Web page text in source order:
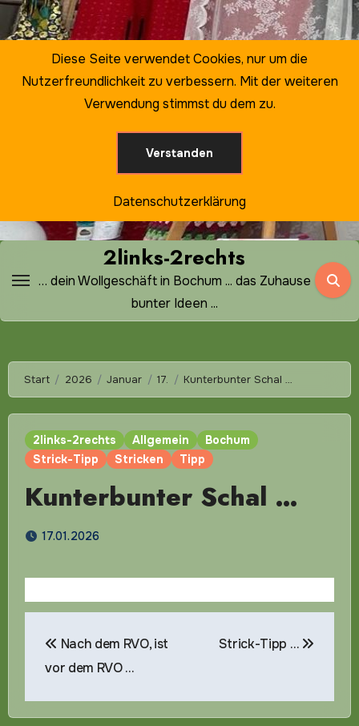
Zum
Inhalt
2links-2rechts
… dein Wollgeschäft in Bochum ... das Zuhause
bunter Ideen ...
Start 2026 Januar 17. Kunterbunter Schal …
2links-2rechts Allgemein
Bochum
Strick-Tipp
Stricken Tipp
Kunterbunter Schal …
17.01.2026
Nach dem RVO, ist
vor dem RVO …
Strick-Tipp …
Diese Seite verwendet Cookies, nur um die
Nutzerfreundlichkeit zu verbessern. Mit der weiteren
Verwendung stimmst du dem zu.
Verstanden
Datenschutzerklärung